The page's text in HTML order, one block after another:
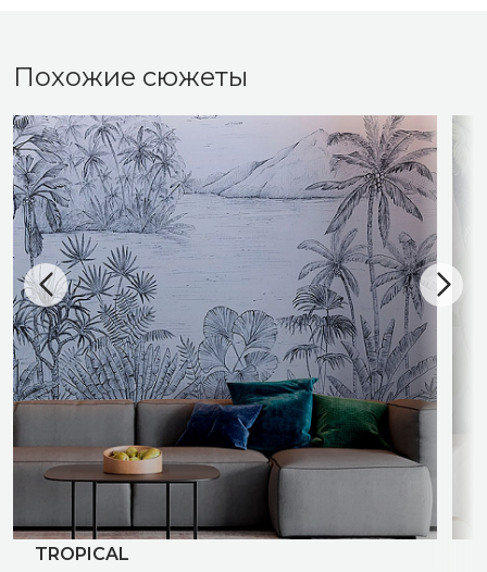
Похожие сюжеты
TROPICAL